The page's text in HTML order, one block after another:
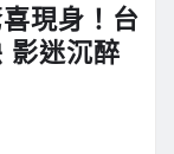
現身！台
影迷沉醉